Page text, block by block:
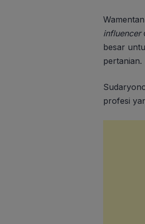
influencer
besar
pertanian.
profesi